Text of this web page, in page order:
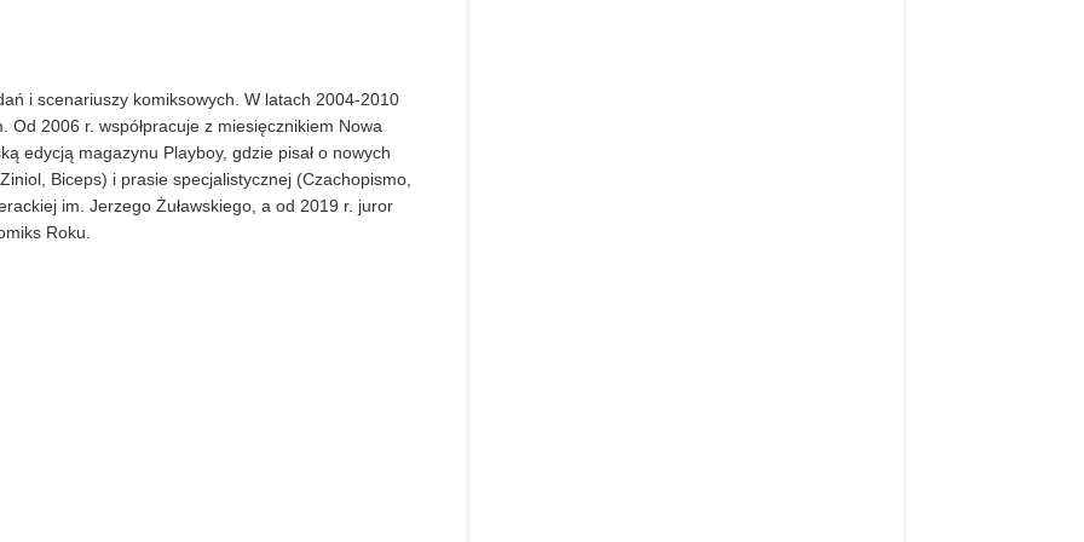
i scenariuszy komiksowych. W latach 2004-2010
2006 r. współpracuje z miesięcznikiem Nowa
edycją magazynu Playboy, gdzie pisał o nowych
Biceps) i prasie specjalistycznej (Czachopismo,
im. Jerzego Żuławskiego, a od 2019 r. juror
Roku.